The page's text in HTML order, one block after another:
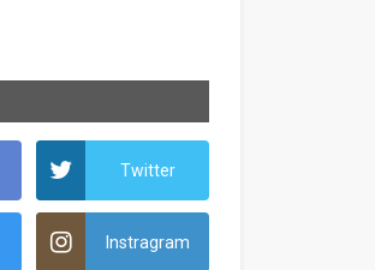
Twitter
Instragram